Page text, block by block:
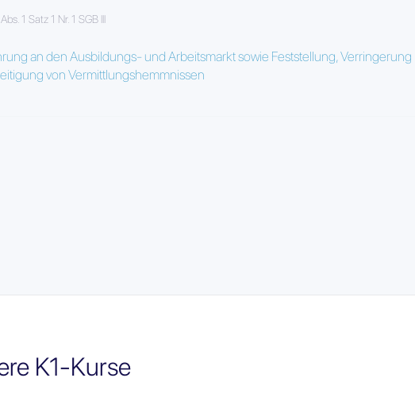
1 Satz 1 Nr. 1 SGB III
an den Ausbildungs- und Arbeitsmarkt sowie Feststellung, Verringerung
von Vermittlungshemmnissen
K1-Kurse